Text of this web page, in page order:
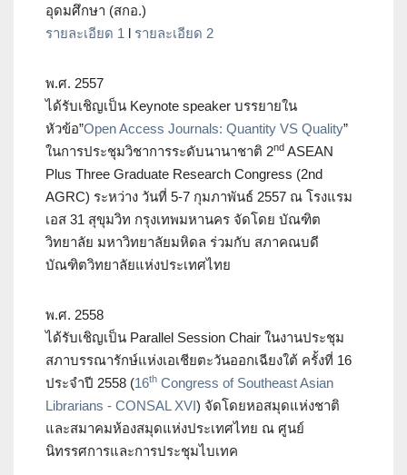
อุดมศึกษา (สกอ.)
รายละเอียด 1 l รายละเอียด 2
พ.ศ. 2557
ได้รับเชิญเป็น Keynote speaker บรรยายใน
หัวข้อ”Open Access Journals: Quantity VS Quality”
ในการประชุมวิชาการระดับนานาชาติ 2nd ASEAN
Plus Three Graduate Research Congress (2nd
AGRC) ระหว่าง วันที่ 5-7 กุมภาพันธ์ 2557 ณ โรงแรม
เอส 31 สุขุมวิท กรุงเทพมหานคร จัดโดย บัณฑิต
วิทยาลัย มหาวิทยาลัยมหิดล ร่วมกับ สภาคณบดี
บัณฑิตวิทยาลัยแห่งประเทศไทย
พ.ศ. 2558
ได้รับเชิญเป็น Parallel Session Chair ในงานประชุม
สภาบรรณารักษ์แห่งเอเชียตะวันออกเฉียงใต้ ครั้งที่ 16
ประจำปี 2558 (16th Congress of Southeast Asian
Librarians - CONSAL XVI) จัดโดยหอสมุดแห่งชาติ
และสมาคมห้องสมุดแห่งประเทศไทย ณ ศูนย์
นิทรรศการและการประชุมไบเทค